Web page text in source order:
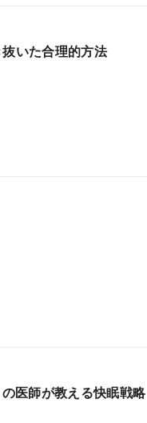
いた合理的方法
医師が教える快眠戦略